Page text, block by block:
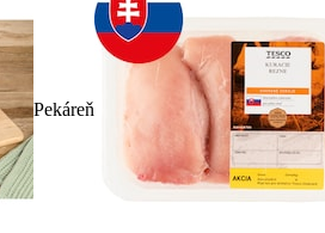
Pekáreň